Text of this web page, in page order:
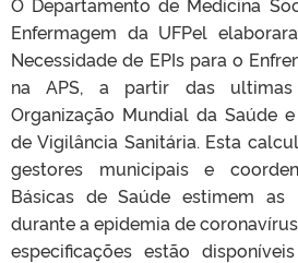
Enfermagem da UFPel
Necessidade de EPIs para o
na APS, a partir das ultimas
Organização Mundial da Saúde
de Vigilância Sanitária. Esta
gestores municipais e
Básicas de Saúde estimem as
durante a epidemia de
especificações estão